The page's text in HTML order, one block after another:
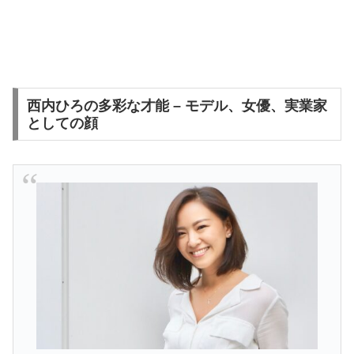
西内ひろの多彩な才能 – モデル、女優、実業家
としての顔